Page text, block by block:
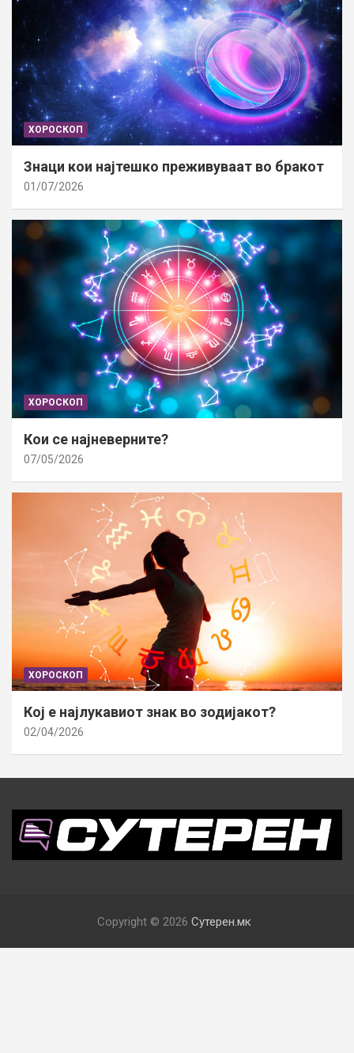
ХОРОСКОП
Знаци кои најтешко преживуваат во бракот
01/07/2026
ХОРОСКОП
Кои се најневерните?
07/05/2026
ХОРОСКОП
Кој е најлукавиот знак во зодијакот?
02/04/2026
Copyright © 2026 Сутерен.мк